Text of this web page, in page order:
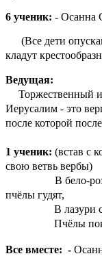
6 ученик: - Осанна
(Все дети
кладут
Ведущая:
Торжественный
Иерусалим - это
после которой
1 ученик: (встав с
свою ветвь вербы)
В бело-
пчёлы гудят,
В лазури
Пчёлы поют
Все вместе: -